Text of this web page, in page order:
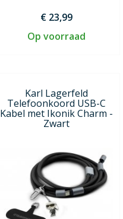
€ 23,99
Op voorraad
Karl Lagerfeld
Telefoonkoord USB-C
Kabel met Ikonik Charm -
Zwart